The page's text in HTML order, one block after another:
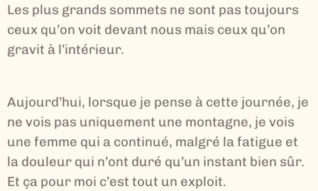
Les plus grands sommets ne sont pas toujours
ceux qu’on voit devant nous mais ceux qu’on
gravit à l’intérieur.
Aujourd’hui, lorsque je pense à cette journée, je
ne vois pas uniquement une montagne, je vois
une femme qui a continué, malgré la fatigue et
la douleur qui n’ont duré qu’un instant bien sûr.
Et ça pour moi c’est tout un exploit.